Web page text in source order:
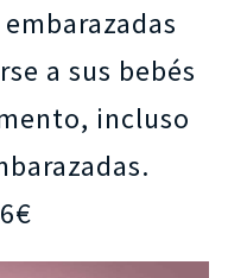
a sus bebés
incluso